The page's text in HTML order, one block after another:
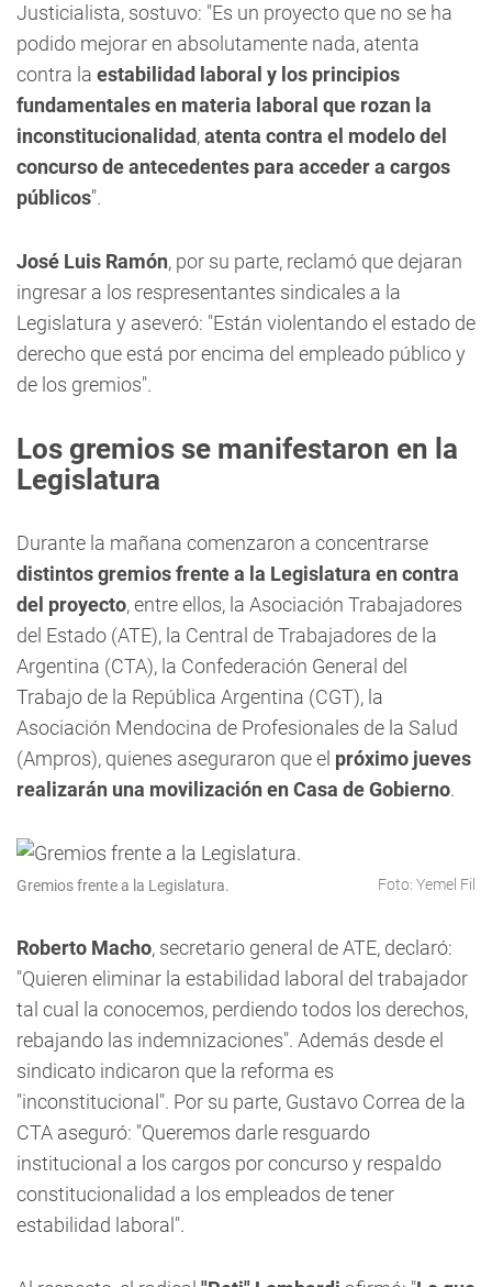
Justicialista, sostuvo: "Es un proyecto que no se ha
podido mejorar en absolutamente nada, atenta
contra la estabilidad laboral y los principios
fundamentales en materia laboral que rozan la
inconstitucionalidad,atenta contra el modelo del
concurso de antecedentes para acceder a cargos
públicos".
José Luis Ramón, por su parte, reclamó que dejaran
ingresar a los respresentantes sindicales a la
Legislatura y aseveró: "Están violentando el estado de
derecho que está por encima del empleado público y
de los gremios".
Los gremios se manifestaron en la
Legislatura
Durante la mañana comenzaron a concentrarse
distintos gremios frente a la Legislatura en contra
del proyecto, entre ellos, la Asociación Trabajadores
del Estado (ATE), la Central de Trabajadores de la
Argentina (CTA), la Confederación General del
Trabajo de la República Argentina (CGT), la
Asociación Mendocina de Profesionales de la Salud
(Ampros), quienes aseguraron que el próximo jueves
realizarán una movilización en Casa de Gobierno.
Gremios frente a la Legislatura. Foto: Yemel Fil
Roberto Macho, secretario general de ATE, declaró:
"Quieren eliminar la estabilidad laboral del trabajador
tal cual la conocemos, perdiendo todos los derechos,
rebajando las indemnizaciones". Además desde el
sindicato indicaron que la reforma es
"inconstitucional". Por su parte, Gustavo Correa de la
CTA aseguró: "Queremos darle resguardo
institucional a los cargos por concurso y respaldo
constitucionalidad a los empleados de tener
estabilidad laboral".